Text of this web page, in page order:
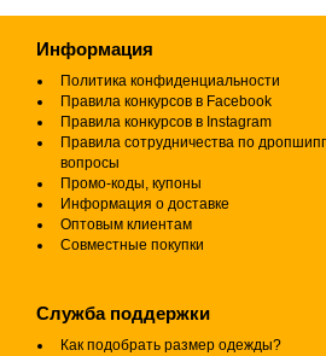
Информация
Политика конфиденциальности
Правила конкурсов в Facebook
Правила конкурсов в Instagram
Правила сотрудничества по
вопросы
Промо-коды, купоны
Информация о доставке
Оптовым клиентам
Совместные покупки
Служба поддержки
Как подобрать размер одежды?